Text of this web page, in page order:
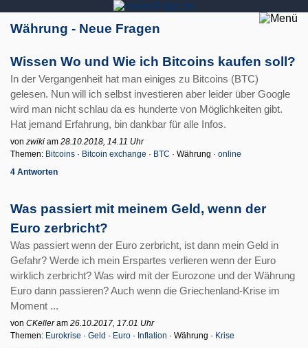
Währung - Neue Fragen
Wissen Wo und Wie ich Bitcoins kaufen soll?
In der Vergangenheit hat man einiges zu Bitcoins (BTC)
gelesen. Nun will ich selbst investieren aber leider über Google
wird man nicht schlau da es hunderte von Möglichkeiten gibt.
Hat jemand Erfahrung, bin dankbar für alle Infos.
von zwiki am 28.10.2018, 14.11 Uhr
Themen: Bitcoins · Bitcoin exchange · BTC · Währung · online
4 Antworten
Was passiert mit meinem Geld, wenn der
Euro zerbricht?
Was passiert wenn der Euro zerbricht, ist dann mein Geld in
Gefahr? Werde ich mein Erspartes verlieren wenn der Euro
wirklich zerbricht? Was wird mit der Eurozone und der Währung
Euro dann passieren? Auch wenn die Griechenland-Krise im
Moment ...
von CKelleram 26.10.2017, 17.01 Uhr
Themen: Eurokrise · Geld · Euro · Inflation · Währung · Krise